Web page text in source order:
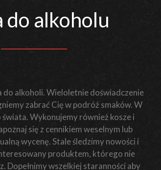
do alkoholu
do alkoholi. Wieloletnie doświadczenie
zabrać Cię w podróż smaków. W
świata. Wykonujemy również kosze i
się z cennikiem weselnym lub
wycenę. Stale śledzimy nowości i
produktem, którego nie
Dopełnimy wszelkiej staranności aby